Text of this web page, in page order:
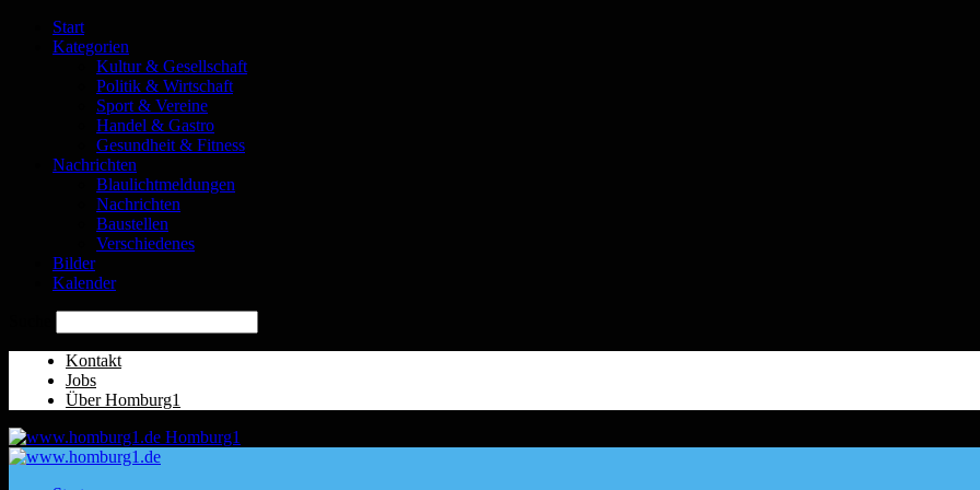
Start
Kategorien
Kultur & Gesellschaft
Politik & Wirtschaft
Sport & Vereine
Handel & Gastro
Gesundheit & Fitness
Nachrichten
Blaulichtmeldungen
Nachrichten
Baustellen
Verschiedenes
Bilder
Kalender
Kontakt
Jobs
Über Homburg1
Homburg1